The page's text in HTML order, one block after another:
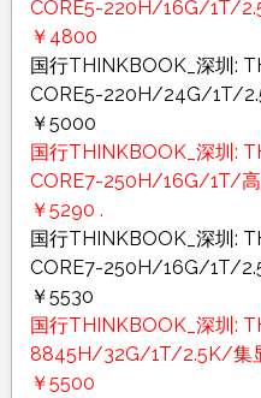
CORE5-220H/16G/
￥4800
国行THINKBOOK_深圳:
CORE5-220H/24G/
￥5000
国行THINKBOOK_深圳:
CORE7-250H/16G/
￥5290 .
国行THINKBOOK_深圳:
CORE7-250H/16G/
￥5530
国行THINKBOOK_深圳:
8845H/32G/1T/2.5K/
￥5500